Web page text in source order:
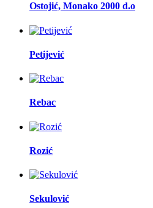
Ostojić, Monako 2000 d.o
Petijević
Rebac
Rozić
Sekulović